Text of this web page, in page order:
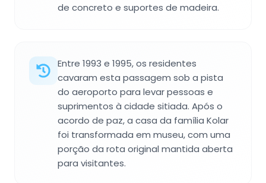
de concreto e suportes de madeira.
Entre 1993 e 1995, os residentes
cavaram esta passagem sob a pista
do aeroporto para levar pessoas e
suprimentos à cidade sitiada. Após o
acordo de paz, a casa da família Kolar
foi transformada em museu, com uma
porção da rota original mantida aberta
para visitantes.